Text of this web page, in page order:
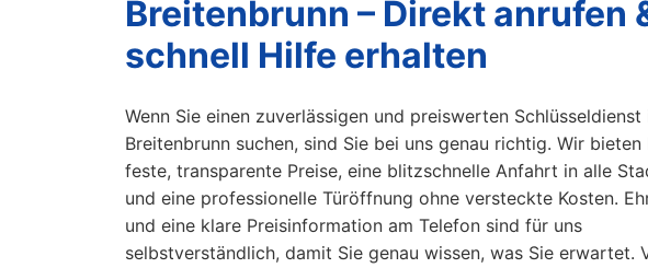
Breitenbrunn – Direkt anrufen
schnell Hilfe erhalten
Wenn Sie einen zuverlässigen und preiswerten Schlüsseldienst
Breitenbrunn suchen, sind Sie bei uns genau richtig. Wir bieten
feste, transparente Preise, eine blitzschnelle Anfahrt in alle
und eine professionelle Türöffnung ohne versteckte Kosten.
und eine klare Preisinformation am Telefon sind für uns
selbstverständlich, damit Sie genau wissen, was Sie erwartet.